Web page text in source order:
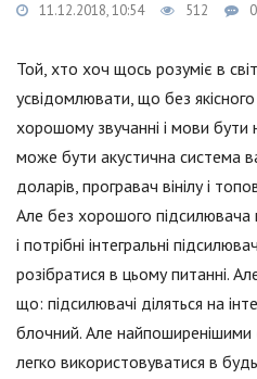
11.12.2018, 10:54 512 0
Той, хто хоч щось розуміє в
усвідомлювати, що без
хорошому звучанні і мови
може бути акустична система
доларів, програвач вінілу і
Але без хорошого
і потрібні інтегральні
розібратися в цьому питанні.
що: підсилювачі діляться на
блочний. Але
легко використовуватися в